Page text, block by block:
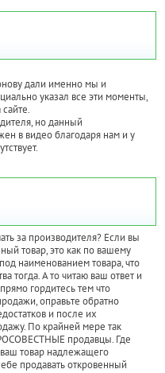
дали именно мы и
указал все эти моменты,
но данный
в видео благодаря нам и у
за производителя? Если вы
товар, это как по вашему
наименованием товара, что
тогда. А то читаю ваш ответ и
гордитесь тем что
оправьте обратно
и после их
По крайней мере так
продавцы. Где
ваш товар надлежащего
продавать откровенный